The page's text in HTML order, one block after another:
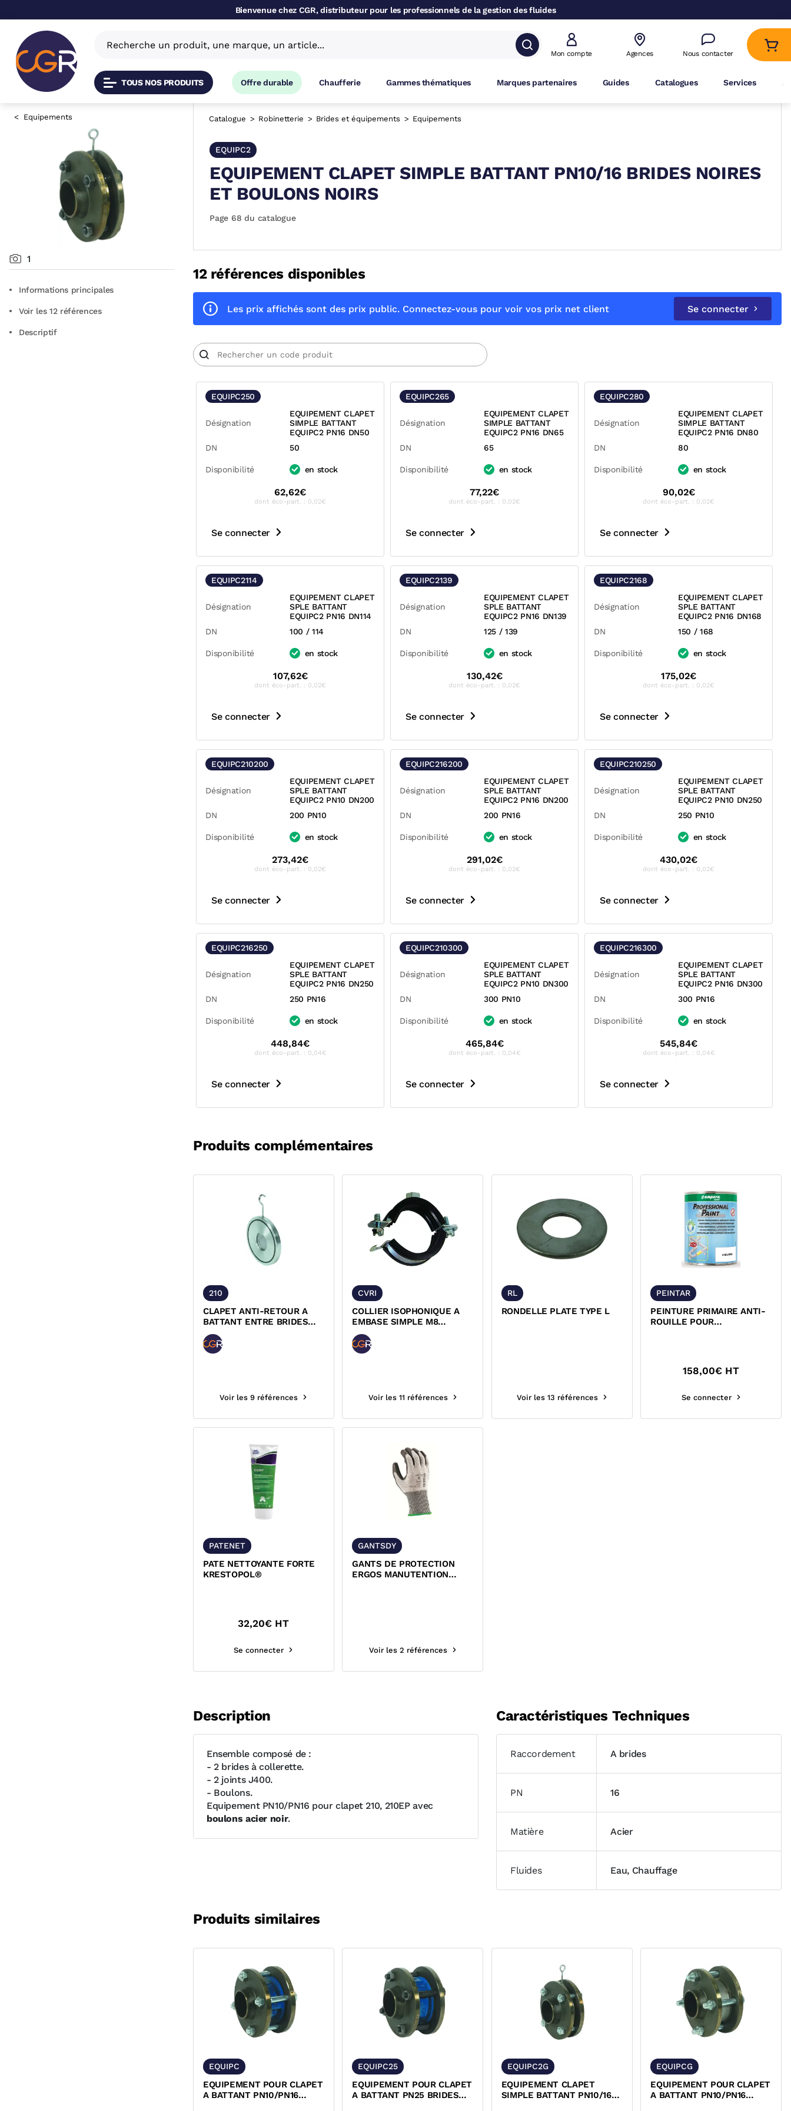
Bienvenue chez CGR, distributeur pour les professionnels de la gestion des fluides
Mon compte Agences Nous contacter
TOUS NOS PRODUITS Offre durable Chaufferie Gammes thématiques Marques partenaires Guides Catalogues Services
Equipements
1
Informations principales
Voir les 12 références
Descriptif
Catalogue Robinetterie Brides et équipements Equipements
EQUIPC2
EQUIPEMENT CLAPET SIMPLE BATTANT PN10/16 BRIDES NOIRES
ET BOULONS NOIRS
Page 68 du catalogue
12 références disponibles
Les prix affichés sont des prix public. Connectez-vous pour voir vos prix net client Se connecter
EQUIPC250
Désignation
EQUIPEMENT CLAPET
SIMPLE BATTANT
EQUIPC2 PN16 DN50
DN
50
Disponibilité en stock
62,62€
dont éco-part. : 0,02€
Se connecter
EQUIPC265
Désignation
EQUIPEMENT CLAPET
SIMPLE BATTANT
EQUIPC2 PN16 DN65
DN
65
Disponibilité en stock
77,22€
dont éco-part. : 0,02€
Se connecter
EQUIPC280
Désignation
EQUIPEMENT CLAPET
SIMPLE BATTANT
EQUIPC2 PN16 DN80
DN
80
Disponibilité en stock
90,02€
dont éco-part. : 0,02€
Se connecter
EQUIPC2114
Désignation
EQUIPEMENT CLAPET
SPLE BATTANT
EQUIPC2 PN16 DN114
DN
100 / 114
Disponibilité en stock
107,62€
dont éco-part. : 0,02€
Se connecter
EQUIPC2139
Désignation
EQUIPEMENT CLAPET
SPLE BATTANT
EQUIPC2 PN16 DN139
DN
125 / 139
Disponibilité en stock
130,42€
dont éco-part. : 0,02€
Se connecter
EQUIPC2168
Désignation
EQUIPEMENT CLAPET
SPLE BATTANT
EQUIPC2 PN16 DN168
DN
150 / 168
Disponibilité en stock
175,02€
dont éco-part. : 0,02€
Se connecter
EQUIPC210200
Désignation
EQUIPEMENT CLAPET
SPLE BATTANT
EQUIPC2 PN10 DN200
DN
200 PN10
Disponibilité en stock
273,42€
dont éco-part. : 0,02€
Se connecter
EQUIPC216200
Désignation
EQUIPEMENT CLAPET
SPLE BATTANT
EQUIPC2 PN16 DN200
DN
200 PN16
Disponibilité en stock
291,02€
dont éco-part. : 0,02€
Se connecter
EQUIPC210250
Désignation
EQUIPEMENT CLAPET
SPLE BATTANT
EQUIPC2 PN10 DN250
DN
250 PN10
Disponibilité en stock
430,02€
dont éco-part. : 0,02€
Se connecter
EQUIPC216250
Désignation
EQUIPEMENT CLAPET
SPLE BATTANT
EQUIPC2 PN16 DN250
DN
250 PN16
Disponibilité en stock
448,84€
dont éco-part. : 0,04€
Se connecter
EQUIPC210300
Désignation
EQUIPEMENT CLAPET
SPLE BATTANT
EQUIPC2 PN10 DN300
DN
300 PN10
Disponibilité en stock
465,84€
dont éco-part. : 0,04€
Se connecter
EQUIPC216300
Désignation
EQUIPEMENT CLAPET
SPLE BATTANT
EQUIPC2 PN16 DN300
DN
300 PN16
Disponibilité en stock
545,84€
dont éco-part. : 0,04€
Se connecter
Produits complémentaires
210
CLAPET ANTI-RETOUR A
BATTANT ENTRE BRIDES
ACIER ELECTRO-ZINGUE
NBR...
Voir les 9 références
CVRI
COLLIER ISOPHONIQUE A
EMBASE SIMPLE M8
FERMETURE RAPIDE
Voir les 11 références
RL
RONDELLE PLATE TYPE L
Voir les 13 références
PEINTAR
PEINTURE PRIMAIRE ANTI-
ROUILLE POUR
158,00€ HT
Se connecter
PATENET
PATE NETTOYANTE FORTE
KRESTOPOL®
32,20€ HT
Se connecter
GANTSDY
GANTS DE PROTECTION
ERGOS MANUTENTION
Voir les 2 références
Description
Ensemble composé de :
- 2 brides à collerette.
- 2 joints J400.
- Boulons.
Equipement PN10/PN16 pour clapet 210, 210EP avec
boulons acier noir.
Caractéristiques Techniques
Raccordement A brides
PN 16
Matière Acier
Fluides Eau, Chauffage
Produits similaires
EQUIPC
EQUIPEMENT POUR CLAPET
A BATTANT PN10/PN16
EQUIPC25
EQUIPEMENT POUR CLAPET
A BATTANT PN25 BRIDES
EQUIPC2G
EQUIPEMENT CLAPET
SIMPLE BATTANT PN10/16
EQUIPCG
EQUIPEMENT POUR CLAPET
A BATTANT PN10/PN16